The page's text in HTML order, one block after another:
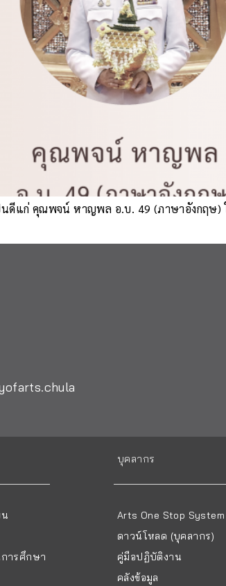
แก่ คุณพจน์ หาญพล อ.บ. 49 (ภาษาอังกฤษ)
การศึกษา
บุคลากร
Arts One Stop System
ดาวน์โหลด (บุคลากร)
คู่มือปฏิบัติงาน
คลังข้อมูล